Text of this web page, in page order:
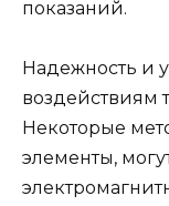
показаний.
Надежность и
воздействиям
Некоторые
элементы,